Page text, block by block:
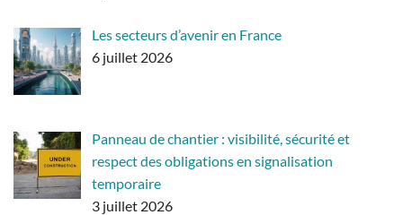
Les secteurs d’avenir en France
6 juillet 2026
Panneau de chantier : visibilité, sécurité et
respect des obligations en signalisation
temporaire
3 juillet 2026